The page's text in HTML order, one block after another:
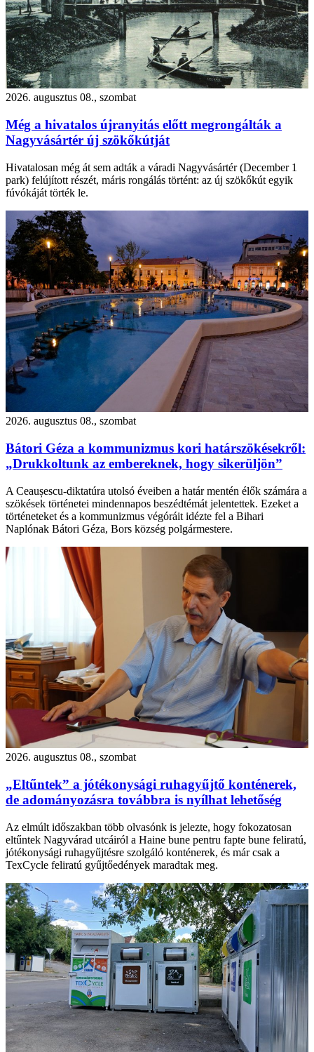
2026. augusztus 08., szombat
Még a hivatalos újranyitás előtt megrongálták a
Nagyvásártér új szökőkútját
Hivatalosan még át sem adták a váradi Nagyvásártér (December 1
park) felújított részét, máris rongálás történt: az új szökőkút egyik
fúvókáját törték le.
2026. augusztus 08., szombat
Bátori Géza a kommunizmus kori határszökésekről:
„Drukkoltunk az embereknek, hogy sikerüljön”
A Ceaușescu-diktatúra utolsó éveiben a határ mentén élők számára a
szökések történetei mindennapos beszédtémát jelentettek. Ezeket a
történeteket és a kommunizmus végóráit idézte fel a Bihari
Naplónak Bátori Géza, Bors község polgármestere.
2026. augusztus 08., szombat
„Eltűntek” a jótékonysági ruhagyűjtő konténerek,
de adományozásra továbbra is nyílhat lehetőség
Az elmúlt időszakban több olvasónk is jelezte, hogy fokozatosan
eltűntek Nagyvárad utcáiról a Haine bune pentru fapte bune feliratú,
jótékonysági ruhagyűjtésre szolgáló konténerek, és már csak a
TexCycle feliratú gyűjtőedények maradtak meg.